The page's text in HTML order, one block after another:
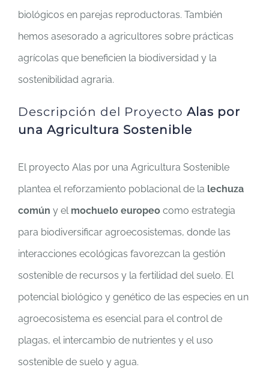
biológicos en parejas reproductoras. También
hemos asesorado a agricultores sobre prácticas
agrícolas que beneficien la biodiversidad y la
sostenibilidad agraria.
Descripción del Proyecto Alas por
una Agricultura Sostenible
El proyecto Alas por una Agricultura Sostenible
plantea el reforzamiento poblacional de la lechuza
común y el mochuelo europeo como estrategia
para biodiversificar agroecosistemas, donde las
interacciones ecológicas favorezcan la gestión
sostenible de recursos y la fertilidad del suelo. El
potencial biológico y genético de las especies en un
agroecosistema es esencial para el control de
plagas, el intercambio de nutrientes y el uso
sostenible de suelo y agua.